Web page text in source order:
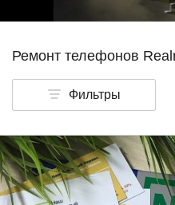
Ремонт телефонов
Фильтры